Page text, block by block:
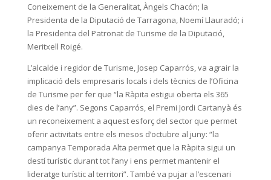
Coneixement de la Generalitat, Àngels Chacón; la
Presidenta de la Diputació de Tarragona, Noemí Llauradó; i
la Presidenta del Patronat de Turisme de la Diputació,
Meritxell Roigé.
L’alcalde i regidor de Turisme, Josep Caparrós, va agrair la
implicació dels empresaris locals i dels tècnics de l’Oficina
de Turisme per fer que “la Ràpita estigui oberta els 365
dies de l’any”. Segons Caparrós, el Premi Jordi Cartanyà és
un reconeixement a aquest esforç del sector que permet
oferir activitats entre els mesos d’octubre al juny: “la
campanya Temporada Alta permet que la Ràpita sigui un
destí turístic durant tot l’any i ens permet mantenir el
lideratge turístic al territori”. També va pujar a l’escenari